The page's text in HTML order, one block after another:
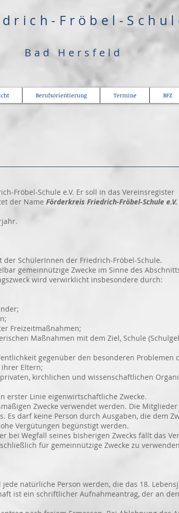
Fröbel-
Bad Hersfeld
Berufsorientierung Termine BFZ
Fröbel-Schule e.V. Er soll in das Vereinsregister
der Name Förderkreis Friedrich-Fröbel-Schule e.V.
SchülerInnen der Friedrich-Fröbel-Schule.
gemeinnützige Zwecke im Sinne des
wird verwirklicht insbesondere durch:
Freizeitmaßnahmen;
Maßnahmen mit dem Ziel, Schule
gegenüber den besonderen Problemen
Eltern;
kirchlichen und wissenschaftlichen
Linie eigenwirtschaftliche Zwecke.
Zwecke verwendet werden. Die Mitglieder
keine Person durch Ausgaben, die dem
begünstigt werden.
Wegfall seines bisherigen Zwecks fällt das
für gemeinnützige Zwecke zu
natürliche Person werden, die das 18.
ist ein schriftlicher Aufnahmeantrag, der an